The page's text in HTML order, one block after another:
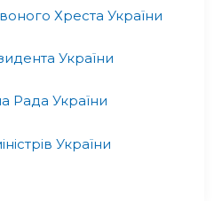
Хреста України
України
Рада України
України